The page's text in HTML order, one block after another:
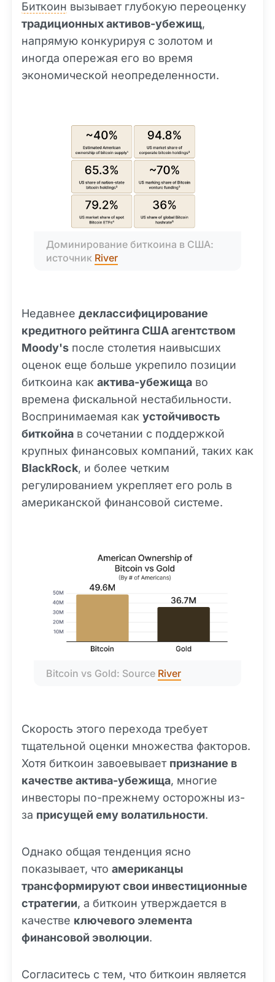
Биткоин вызывает глубокую переоценку
традиционных активов-убежищ,
напрямую конкурируя с золотом и
иногда опережая его во время
экономической неопределенности.
Доминирование биткоина в США:
источник River
Недавнее деклассифицирование
кредитного рейтинга США агентством
Moody's после столетия наивысших
оценок еще больше укрепило позиции
биткоина как актива-убежища во
времена фискальной нестабильности.
Воспринимаемая как устойчивость
биткойна в сочетании с поддержкой
крупных финансовых компаний, таких как
BlackRock, и более четким
регулированием укрепляет его роль в
американской финансовой системе.
Bitcoin vs Gold: Source River
Скорость этого перехода требует
тщательной оценки множества факторов.
Хотя биткоин завоевывает признание в
качестве актива-убежища, многие
инвесторы по-прежнему осторожны из-
за присущей ему волатильности.
Однако общая тенденция ясно
показывает, что американцы
трансформируют свои инвестиционные
стратегии, а биткоин утверждается в
качестве ключевого элемента
финансовой эволюции.
Согласитесь с тем, что биткоин является